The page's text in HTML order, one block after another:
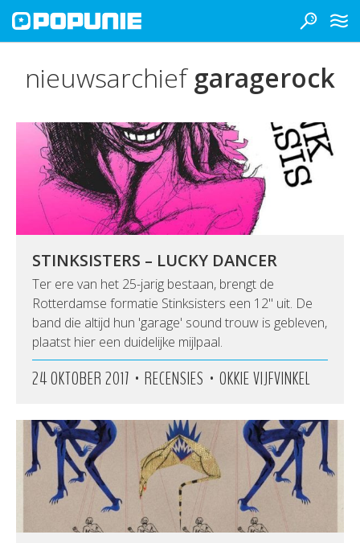
nieuwsarchiefgaragerock
STINKSISTERS – LUCKY DANCER
Ter ere van het 25-jarig bestaan, brengt de
Rotterdamse formatie Stinksisters een 12" uit. De
band die altijd hun 'garage' sound trouw is gebleven,
plaatst hier een duidelijke mijlpaal.
24 OKTOBER 2017 • RECENSIES • OKKIE VIJFVINKEL